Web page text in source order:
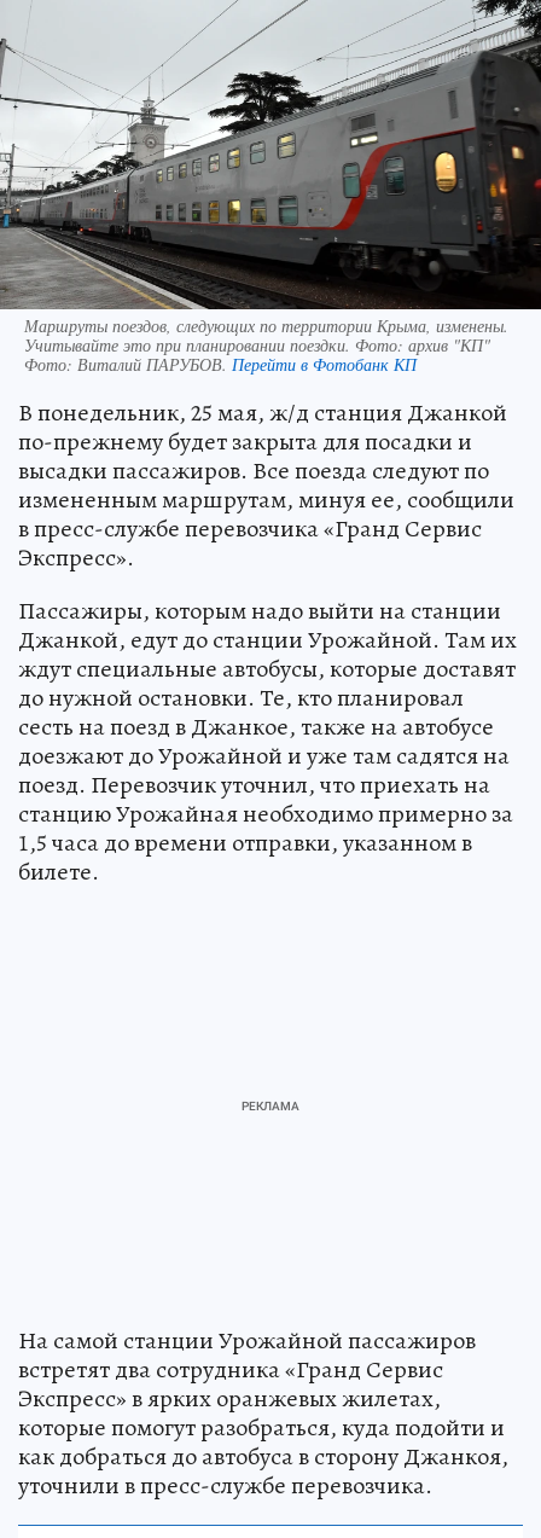
Маршруты поездов, следующих по территории Крыма, изменены.
Учитывайте это при планировании поездки. Фото: архив "КП"
Фото: Виталий ПАРУБОВ. Перейти в Фотобанк КП
В понедельник, 25 мая, ж/д станция Джанкой
по-прежнему будет закрыта для посадки и
высадки пассажиров. Все поезда следуют по
измененным маршрутам, минуя ее, сообщили
в пресс-службе перевозчика «Гранд Сервис
Экспресс».
Пассажиры, которым надо выйти на станции
Джанкой, едут до станции Урожайной. Там их
ждут специальные автобусы, которые доставят
до нужной остановки. Те, кто планировал
сесть на поезд в Джанкое, также на автобусе
доезжают до Урожайной и уже там садятся на
поезд. Перевозчик уточнил, что приехать на
станцию Урожайная необходимо примерно за
1,5 часа до времени отправки, указанном в
билете.
На самой станции Урожайной пассажиров
встретят два сотрудника «Гранд Сервис
Экспресс» в ярких оранжевых жилетах,
которые помогут разобраться, куда подойти и
как добраться до автобуса в сторону Джанкоя,
уточнили в пресс-службе перевозчика.